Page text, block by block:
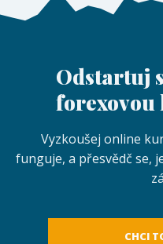
Odstartuj
Vyzkoušej online
funguje, a přesvědč se,
CHCI